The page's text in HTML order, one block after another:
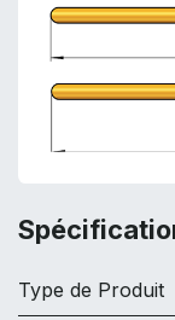
Type de Produit